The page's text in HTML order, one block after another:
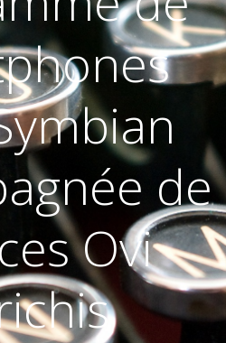
de
Ovi